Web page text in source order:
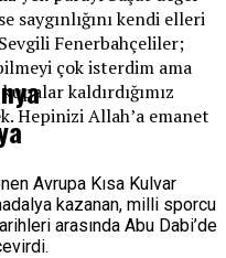
saygınlığını kendi elleri
Fenerbahçeliler;
çok isterdim ama
kaldırdığımız
Hepinizi Allah’a emanet
Avrupa Kısa Kulvar
kazanan, milli sporcu
arasında Abu Dabi’de